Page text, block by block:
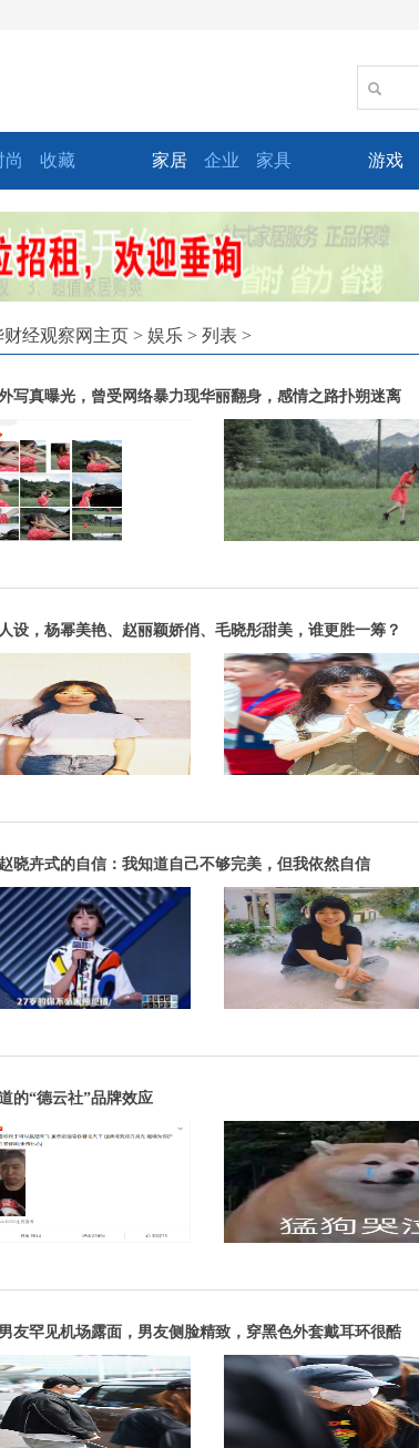
尚 收藏 家居 企业 家具 游戏
财经观察网主页 > 娱乐 > 列表 >
写真曝光，曾受网络暴力现华丽翻身，感情之路扑朔迷离
设，杨幂美艳、赵丽颖娇俏、毛晓彤甜美，谁更胜一筹？
晓卉式的自信：我知道自己不够完美，但我依然自信
的“德云社”品牌效应
友罕见机场露面，男友侧脸精致，穿黑色外套戴耳环很酷